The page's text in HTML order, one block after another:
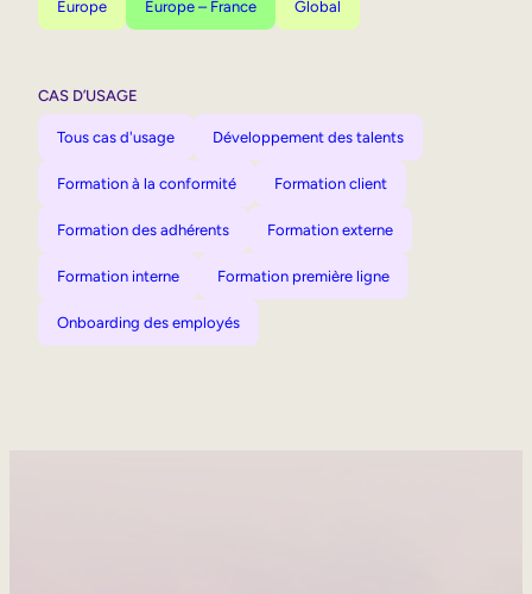
Europe Europe – France Global
CAS D’USAGE
Tous cas d'usage Développement des talents
Formation à la conformité Formation client
Formation des adhérents Formation externe
Formation interne Formation première ligne
Onboarding des employés